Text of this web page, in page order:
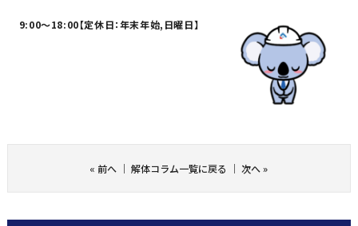
9:00～18:00【定休日：年末年始,日曜日】
« 前へ ｜解体コラム一覧に戻る ｜次へ»